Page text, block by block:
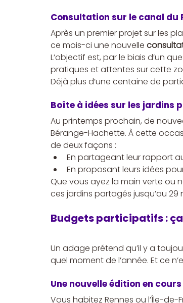
Consultation sur le canal du
Après un premier projet sur les
ce mois-ci une nouvelle
L’objectif est, par le biais d’un
pratiques et attentes sur cette
Déjà plus d’une centaine de
Boîte à idées sur les jardins
Au printemps prochain, de
Bérange-Hachette. À cette
de deux façons :
En partageant leur rapport
En proposant leurs idées
Que vous ayez la main verte ou
ces jardins partagés jusqu’au 29
Budgets participatifs : ça
Un adage prétend qu’il y a
quel moment de l’année. Et ce
Une nouvelle édition en
Vous habitez Rennes ou l’Île-de-